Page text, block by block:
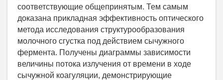
соответствующие общепринятым. Тем самым
доказана прикладная эффективность оптического
метода исследования структурообразования
молочного сгустка под действием сычужного
фермента. Получены диаграммы зависимости
величины потока излучения от времени в ходе
сычужной коагуляции, демонстрирующие